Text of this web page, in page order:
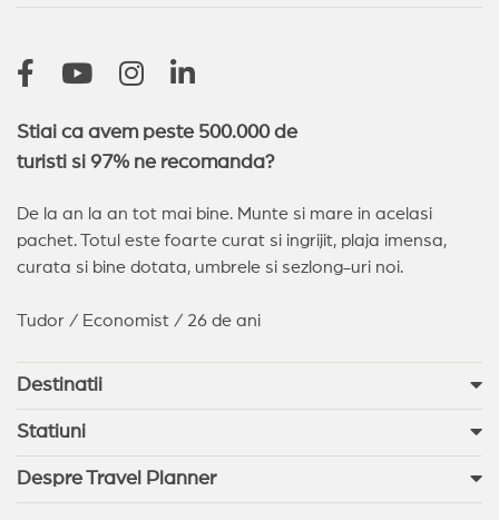
Stiai ca avem peste 500.000 de
turisti si 97% ne recomanda?
De la an la an tot mai bine. Munte si mare in acelasi
pachet. Totul este foarte curat si ingrijit, plaja imensa,
curata si bine dotata, umbrele si sezlong-uri noi.
Tudor / Economist / 26 de ani
Destinatii
Statiuni
Despre Travel Planner